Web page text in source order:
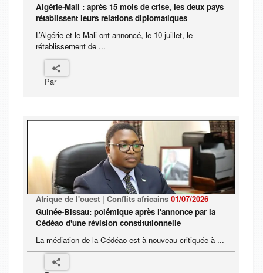
Algérie-Mali : après 15 mois de crise, les deux pays
rétablissent leurs relations diplomatiques
L’Algérie et le Mali ont annoncé, le 10 juillet, le
rétablissement de ...
Par
Afrique de l'ouest | Conflits africains 01/07/2026
Guinée-Bissau: polémique après l'annonce par la
Cédéao d'une révision constitutionnelle
La médiation de la Cédéao est à nouveau critiquée à ...